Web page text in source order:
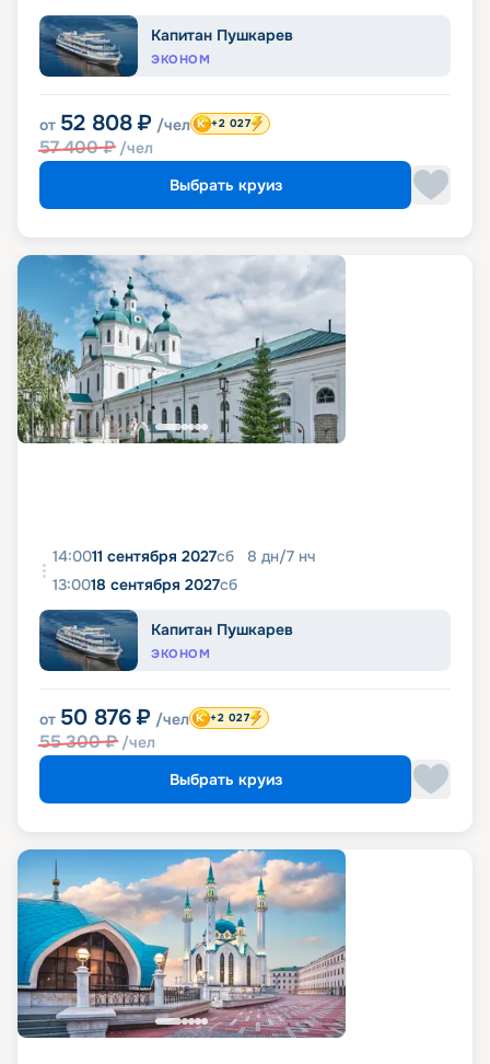
Капитан Пушкарев
ЭКОНОМ
от 52 808 ₽ /чел
57 400₽ /чел
+2 027
Выбрать круиз
14:0011 сентября 2027сб 8 дн/7 нч
13:0018 сентября 2027сб
Капитан Пушкарев
ЭКОНОМ
от 50 876 ₽ /чел
55 300₽ /чел
+2 027
Выбрать круиз